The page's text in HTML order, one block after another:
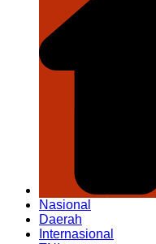
Nasional
Daerah
Internasional